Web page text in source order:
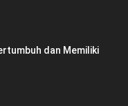
dan Memiliki